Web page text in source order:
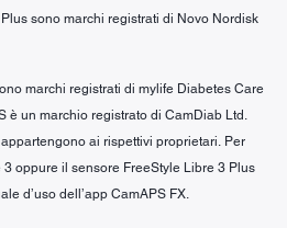
Plus sono marchi registrati di Novo Nordisk
marchi registrati di mylife Diabetes Care
è un marchio registrato di CamDiab Ltd.
ai rispettivi proprietari. Per
oppure il sensore FreeStyle Libre 3 Plus
d’uso dell’app CamAPS FX.